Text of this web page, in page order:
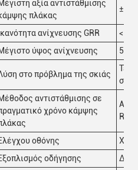
αξία αντιστάθμισης
πλάκας
±3
Ικανότητα ανίχνευσης GRR
<
ύψος ανίχνευσης
500
στο πρόβλημα της σκιάς
αντιστάθμισης σε
χρόνο κάμψης
οθόνης
οδήγησης